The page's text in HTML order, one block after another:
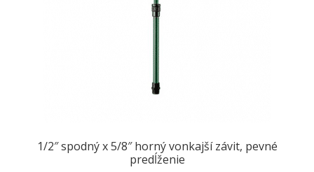
1/2″ spodný x 5/8″ horný vonkajší závit, pevné
predĺženie